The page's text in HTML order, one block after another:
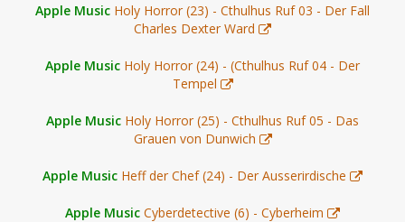
Apple Music Holy Horror (23) - Cthulhus Ruf 03 - Der Fall
Charles Dexter Ward
Apple Music Holy Horror (24) - (Cthulhus Ruf 04 - Der
Tempel
Apple Music Holy Horror (25) - Cthulhus Ruf 05 - Das
Grauen von Dunwich
Apple Music Heff der Chef (24) - Der Ausserirdische
Apple Music Cyberdetective (6) - Cyberheim